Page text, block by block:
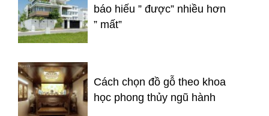
báo hiếu ” được” nhiều hơn
” mất”
Cách chọn đồ gỗ theo khoa
học phong thủy ngũ hành